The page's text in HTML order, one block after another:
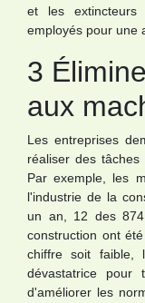
et les
employés pour une
3
aux
Les entreprises
réaliser des
Par exemple, les
l'industrie de la
un an, 12 des
construction ont
chiffre soit faible,
dévastatrice pour
d'améliorer les